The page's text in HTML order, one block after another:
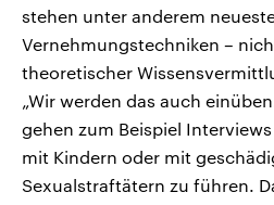
stehen unter anderem
Vernehmungstechniken –
theoretischer
„Wir werden das auch
gehen zum Beispiel
mit Kindern oder mit
Sexualstraftätern zu führen.